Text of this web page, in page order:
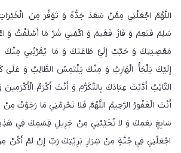
اللَّهُمَّ اجْعَلْنِي مِمَّنْ سَعَدَ جَدُّهُ وَ تَوَفَّرَ مِنَ
سَلِمَ فَنَعِمَ وَ فَازَ فَغَنِمَ وَ اكْفِنِي شَرَّ مَا أَسْلَفْتُ وَ
مَعْصِيَتِكَ وَ حَبِّبْ إِلَيَّ طَاعَتَكَ وَ مَا يُقَرِّبُنِي مِنْكَ
إِلَيْكَ يَلْجَأُ الْهَارِبُ وَ مِنْكَ يَلْتَمِسُ الطَّالِبُ وَ
التَّائِبُ أَدَّبْتَ عِبَادَكَ بِالتَّكَرُّمِ وَ أَنْتَ أَكْرَمُ
أَنْتَ الْغَفُورُ الرَّحِيمُ اللَّهُمَّ فَلا تَحْرِمْنِي مَا رَجَوْتُ
سَابِغِ نِعَمِكَ وَ لا تُخَيِّبْنِي مِنْ جَزِيلِ قِسَمِكَ فِي هَذِهِ
اجْعَلْنِي فِي جُنَّةٍ مِنْ شِرَارِ بَرِيَّتِكَ رَبِّ إِنْ لَمْ أَكُنْ